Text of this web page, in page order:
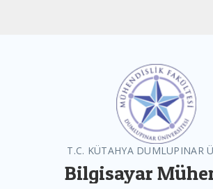
T.C. KÜTAHYA DUMLUPINAR
Bilgisayar